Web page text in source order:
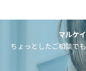
マルケ
ちょっとしたご相談で